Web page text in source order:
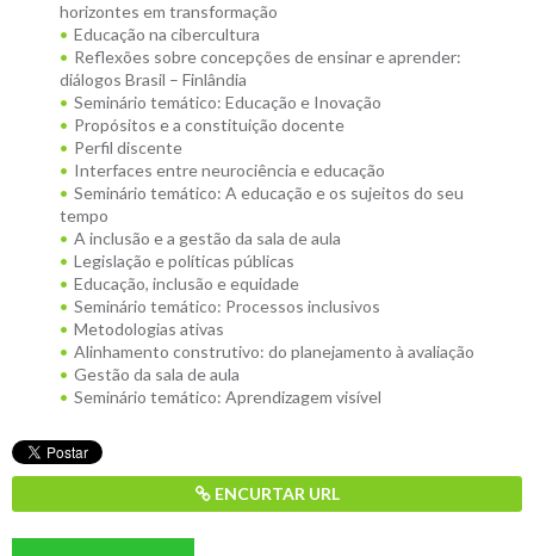
horizontes em transformação
Educação na cibercultura
Reflexões sobre concepções de ensinar e aprender:
diálogos Brasil – Finlândia
Seminário temático: Educação e Inovação
Propósitos e a constituição docente
Perfil discente
Interfaces entre neurociência e educação
Seminário temático: A educação e os sujeitos do seu
tempo
A inclusão e a gestão da sala de aula
Legislação e políticas públicas
Educação, inclusão e equidade
Seminário temático: Processos inclusivos
Metodologias ativas
Alinhamento construtivo: do planejamento à avaliação
Gestão da sala de aula
Seminário temático: Aprendizagem visível
ENCURTAR URL